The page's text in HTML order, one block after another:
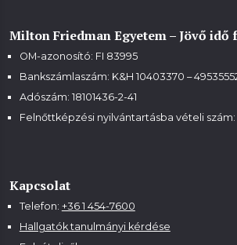
Milton Friedman Egyetem – Jövő
OM-azonosító: FI 83995
Bankszámlaszám: K&H 10403370 –
Adószám: 18101436-2-41
Felnőttképzési nyilvántartásba vételi szám:
Kapcsolat
Telefon: +36 1 454-7600
Hallgatók tanulmányi kérdése